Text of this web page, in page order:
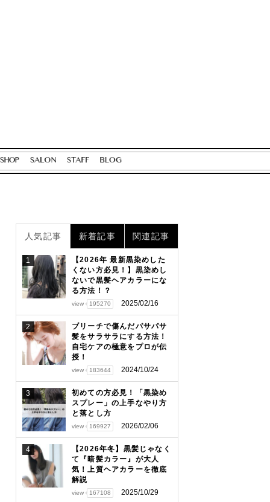
人気記事 新着記事 関連記事
1
【2026年 最新黒染めした
くない方必見！】黒染めし
ないで黒髪ヘアカラーにな
る方法！？
view 195270 2025/02/16
2
ブリーチで傷んだパサパサ
髪をサラサラにする方法！
自宅ケアの極意をプロが伝
授！
view 183644 2024/10/24
3
初めての方必見！「黒染め
スプレー」の上手なやり方
と落とし方
view 169927 2026/02/06
4
【2026年冬】黒髪じゃなく
て『暗髪カラー』が大人
気！上質ヘアカラーを徹底
解説
view 167108 2025/10/29